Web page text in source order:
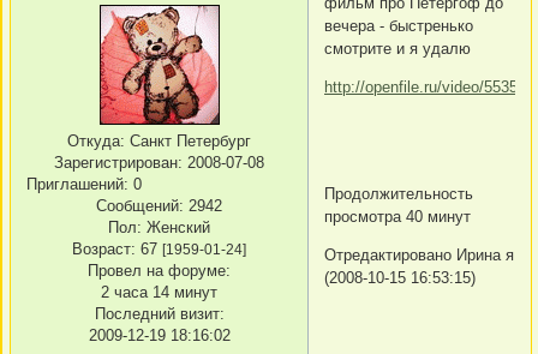
Откуда: Санкт Петербург
Зарегистрирован: 2008-07-08
Приглашений: 0
Сообщений: 2942
Пол: Женский
Возраст: 67 [1959-01-24]
Провел на форуме:
2 часа 14 минут
Последний визит:
2009-12-19 18:16:02
вечера - быстренько
смотрите и я удалю
http://openfile.ru/video/5535/
Продолжительность
просмотра 40 минут
Отредактировано Ирина я
(2008-10-15 16:53:15)